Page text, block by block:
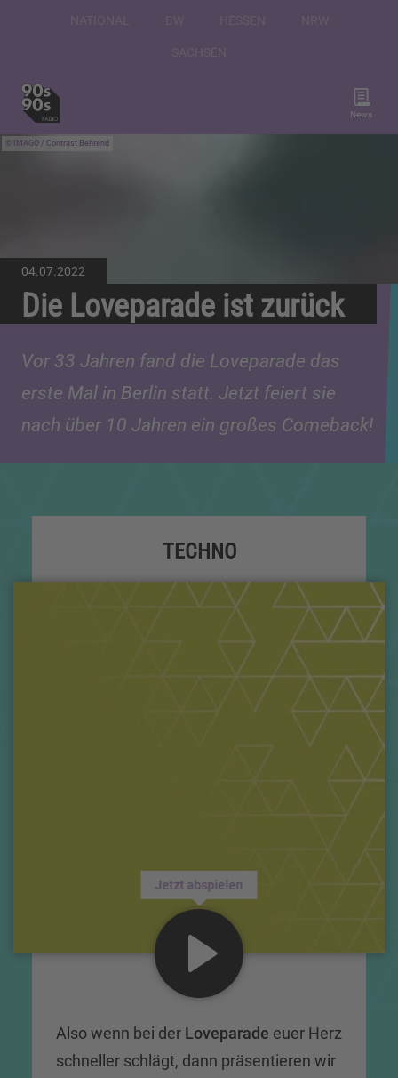
News
IMAGO / Contrast Behrend
04.07.2022
Die Loveparade ist zurück
Vor 33 Jahren fand die Loveparade das
erste Mal in Berlin statt. Jetzt feiert sie
nach über 10 Jahren ein großes Comeback!
TECHNO
Jetzt abspielen
Also wenn bei der Loveparade euer Herz
schneller schlägt, dann präsentieren wir